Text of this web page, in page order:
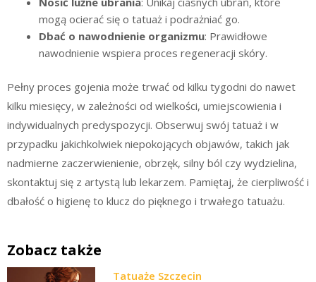
mogą ocierać się o tatuaż i podrażniać go.
Dbać o nawodnienie organizmu: Prawidłowe
nawodnienie wspiera proces regeneracji skóry.
Pełny proces gojenia może trwać od kilku tygodni do nawet
kilku miesięcy, w zależności od wielkości, umiejscowienia i
indywidualnych predyspozycji. Obserwuj swój tatuaż i w
przypadku jakichkolwiek niepokojących objawów, takich jak
nadmierne zaczerwienienie, obrzęk, silny ból czy wydzielina,
skontaktuj się z artystą lub lekarzem. Pamiętaj, że cierpliwość i
dbałość o higienę to klucz do pięknego i trwałego tatuażu.
Zobacz także
Tatuaże Szczecin